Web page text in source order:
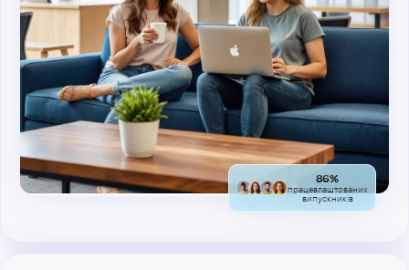
86%
працевлаштованих
випускників